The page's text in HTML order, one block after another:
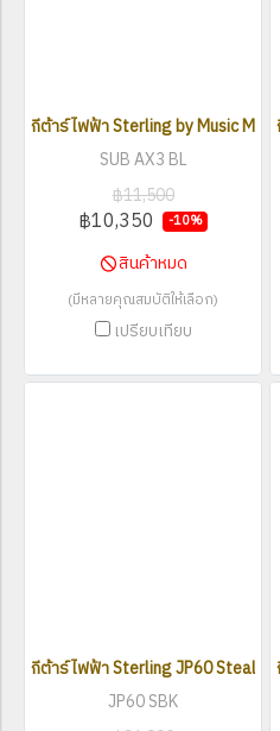
กีต้าร์ไฟฟ้า Sterling by Music Man
SUB AX3 BL
฿11,500
฿10,350 -10%
สินค้าหมด
(มีหลายคุณสมบัติให้เลือก)
เปรียบเทียบ
กีต้าร์ไฟฟ้า Sterling JP60 Stealth
JP60 SBK